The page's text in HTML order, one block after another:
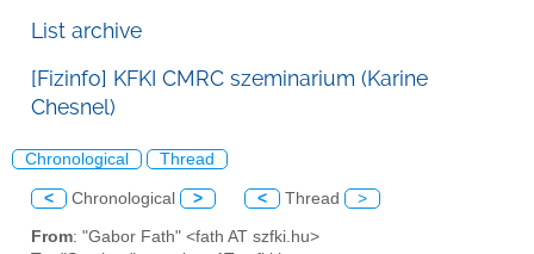
List archive
[Fizinfo] KFKI CMRC szeminarium (Karine
Chesnel)
Chronological Thread
< Chronological > < Thread >
From: "Gabor Fath" <fath AT szfki.hu>